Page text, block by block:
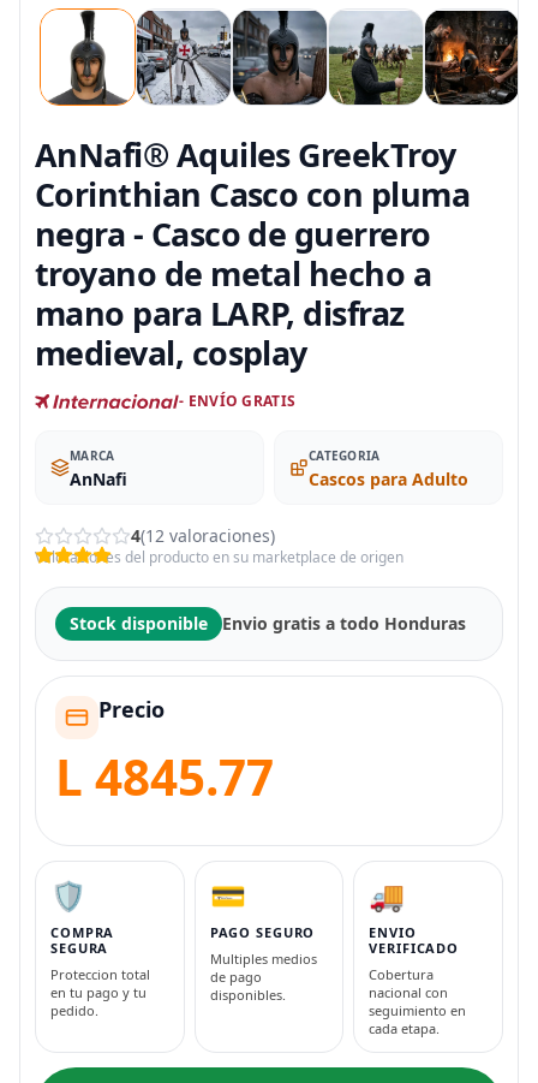
AnNafi® Aquiles GreekTroy
Corinthian Casco con pluma
negra - Casco de guerrero
troyano de metal hecho a
mano para LARP, disfraz
medieval, cosplay
- ENVÍO GRATIS
MARCA
AnNafi
CATEGORIA
Cascos para Adulto
4(12 valoraciones)
Valoraciones del producto en su marketplace de origen
Stock disponible Envio gratis a todo Honduras
Precio
L 4845.77
🛡️
COMPRA
SEGURA
Proteccion total
en tu pago y tu
pedido.
💳
PAGO SEGURO
Multiples medios
de pago
disponibles.
🚚
ENVIO
VERIFICADO
Cobertura
nacional con
seguimiento en
cada etapa.